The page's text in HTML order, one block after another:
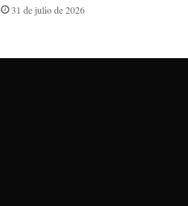
31 de julio de 2026